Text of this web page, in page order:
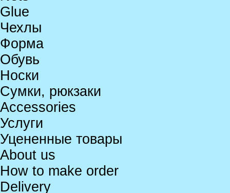
Glue
Чехлы
Форма
Обувь
Носки
Сумки, рюкзаки
Accessories
Услуги
Уцененные товары
About us
How to make order
Delivery